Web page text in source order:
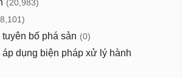
(20,983)
bố phá sản (0)
áp dụng biện pháp xử lý hành